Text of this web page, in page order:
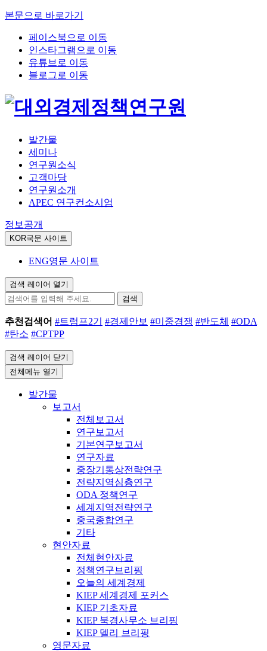
본문으로 바로가기
페이스북으로 이동
인스타그램으로 이동
유튜브로 이동
블로그로 이동
발간물
세미나
연구원소식
고객마당
연구원소개
APEC 연구컨소시엄
정보공개
KOR국문 사이트
ENG영문 사이트
검색 레이어 열기
검색
추천검색어 #트럼프2기 #경제안보 #미중경쟁 #반도체 #ODA
#탄소 #CPTPP
검색 레이어 닫기
전체메뉴 열기
발간물
보고서
전체보고서
연구보고서
기본연구보고서
연구자료
중장기통상전략연구
전략지역심층연구
ODA 정책연구
세계지역전략연구
중국종합연구
기타
현안자료
전체현안자료
정책연구브리핑
오늘의 세계경제
KIEP 세계경제 포커스
KIEP 기초자료
KIEP 북경사무소 브리핑
KIEP 델리 브리핑
영문자료